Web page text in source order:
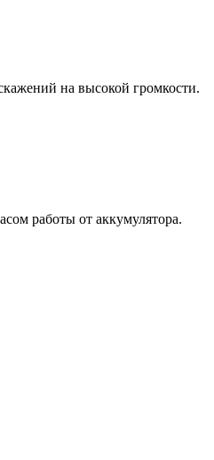
на высокой громкости.
работы от аккумулятора.